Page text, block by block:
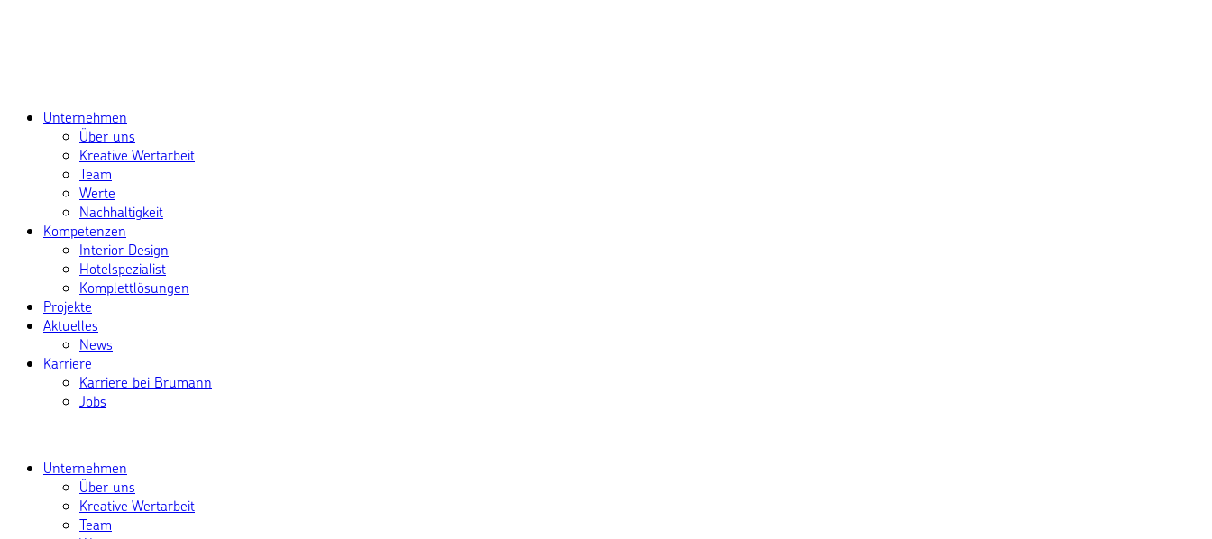
Unternehmen
Über uns
Kreative Wertarbeit
Team
Werte
Nachhaltigkeit
Kompetenzen
Interior Design
Hotelspezialist
Komplettlösungen
Projekte
Aktuelles
News
Karriere
Karriere bei Brumann
Jobs
Unternehmen
Über uns
Kreative Wertarbeit
Team